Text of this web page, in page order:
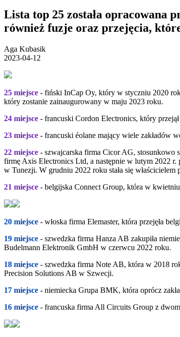
Lista top 25 została opracowana
również fuzje oraz przejęcia,
Aga Kubasik
2023-04-12
25 miejsce - fiński InCap Oy, który w styczniu 2020
który zostanie zainaugurowany w maju 2023 roku.
24 miejsce - francuski Cordon Electronics, który
23 miejsce - francuski éolane mający wiele zakładów
22 miejsce - szwajcarska firma Cicor AG, stosunkowo
firmę Axis Electronics Ltd, a następnie w lutym 2022
w Tunezji. W grudniu 2022 roku stała się
21 miejsce - belgijska Connect Group, która w
20 miejsce - włoska firma Elemaster, która przejęła
19 miejsce - szwedzka firma Hanza AB zakupiła
Budelmann Elektronik GmbH w czerwcu 2022 roku.
18 miejsce - szwedzka firma Note AB, która w 2018
Precision Solutions AB w Szwecji.
17 miejsce - niemiecka Grupa BMK, która oprócz
16 miejsce - francuska firma All Circuits Group z